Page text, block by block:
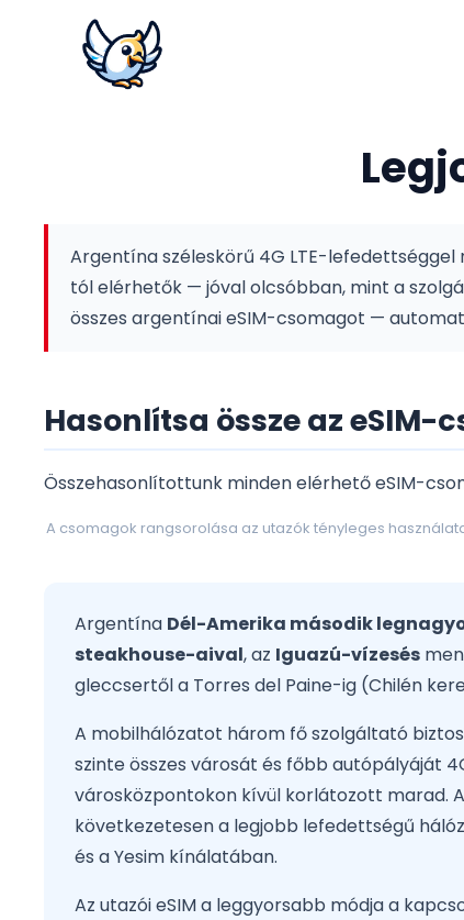
Argentína széleskörű 4G LTE-lefedettséggel
tól elérhetők — jóval olcsóbban, mint a
összes argentínai eSIM-csomagot —
Hasonlítsa össze az
Összehasonlítottunk minden elérhető eSIM-
A csomagok rangsorolása az utazók tényleges
Argentína Dél-Amerika második
steakhouse-aival, az Iguazú-vízesés
gleccsertől a Torres del Paine-ig (Chilén
A mobilhálózatot három fő szolgáltató
szinte összes városát és főbb autópályáját
városközpontokon kívül korlátozott marad.
következetesen a legjobb lefedettségű
és a Yesim kínálatában.
Az utazói eSIM a leggyorsabb módja a